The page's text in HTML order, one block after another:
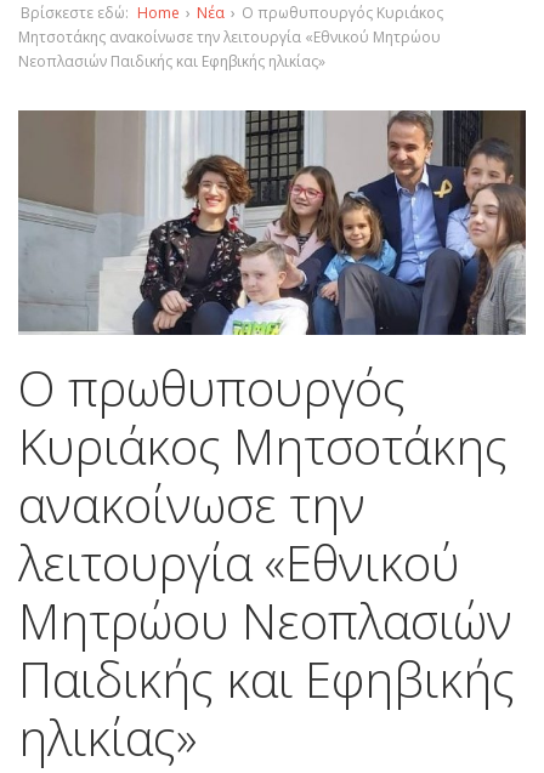
Βρίσκεστε εδώ: Home › Νέα › Ο πρωθυπουργός Κυριάκος
Μητσοτάκης ανακοίνωσε την λειτουργία «Εθνικού Μητρώου
Νεοπλασιών Παιδικής και Εφηβικής ηλικίας»
Ο πρωθυπουργός
Κυριάκος Μητσοτάκης
ανακοίνωσε την
λειτουργία «Εθνικού
Μητρώου Νεοπλασιών
Παιδικής και Εφηβικής
ηλικίας»